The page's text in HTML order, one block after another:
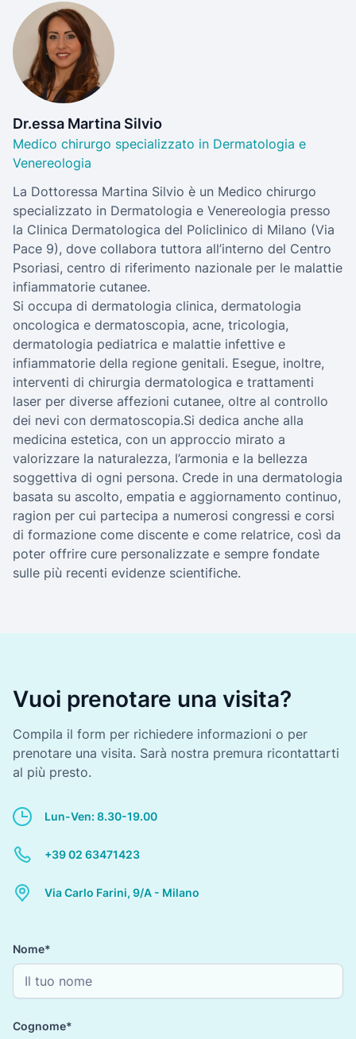
Dr.essa Martina Silvio
Medico chirurgo specializzato in Dermatologia e
Venereologia
La Dottoressa Martina Silvio è un Medico chirurgo
specializzato in Dermatologia e Venereologia presso
la Clinica Dermatologica del Policlinico di Milano (Via
Pace 9), dove collabora tuttora all’interno del Centro
Psoriasi, centro di riferimento nazionale per le malattie
infiammatorie cutanee.
Si occupa di dermatologia clinica, dermatologia
oncologica e dermatoscopia, acne, tricologia,
dermatologia pediatrica e malattie infettive e
infiammatorie della regione genitali. Esegue, inoltre,
interventi di chirurgia dermatologica e trattamenti
laser per diverse affezioni cutanee, oltre al controllo
dei nevi con dermatoscopia.Si dedica anche alla
medicina estetica, con un approccio mirato a
valorizzare la naturalezza, l’armonia e la bellezza
soggettiva di ogni persona. Crede in una dermatologia
basata su ascolto, empatia e aggiornamento continuo,
ragion per cui partecipa a numerosi congressi e corsi
di formazione come discente e come relatrice, così da
poter offrire cure personalizzate e sempre fondate
sulle più recenti evidenze scientifiche.
Vuoi prenotare una visita?
Compila il form per richiedere informazioni o per
prenotare una visita. Sarà nostra premura ricontattarti
al più presto.
Lun-Ven: 8.30-19.00
+39 02 63471423
Via Carlo Farini, 9/A - Milano
Nome*
Cognome*